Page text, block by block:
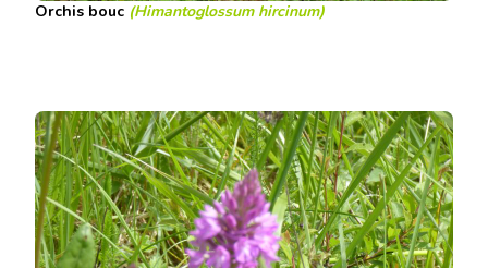
Orchis bouc (Himantoglossum hircinum)